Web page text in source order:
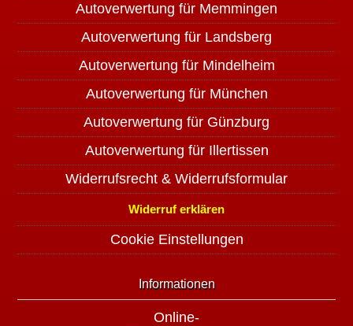
Autoverwertung für Memmingen
Autoverwertung für Landsberg
Autoverwertung für Mindelheim
Autoverwertung für München
Autoverwertung für Günzburg
Autoverwertung für Illertissen
Widerrufsrecht & Widerrufsformular
Widerruf erklären
Cookie Einstellungen
Informationen
Online-